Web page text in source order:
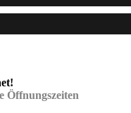
Öffnungszeiten